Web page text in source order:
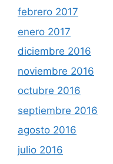
febrero 2017
enero 2017
diciembre 2016
noviembre 2016
octubre 2016
septiembre 2016
agosto 2016
julio 2016